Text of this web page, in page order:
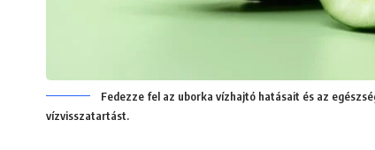
Fedezze fel az uborka vízhajtó hatásait és az
vízvisszatartást.